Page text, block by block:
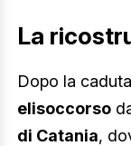
La
Dopo la
elisoccorso
di Catania,